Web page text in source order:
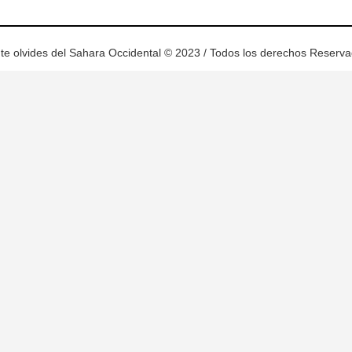
olvides del Sahara Occidental © 2023 / Todos los derechos